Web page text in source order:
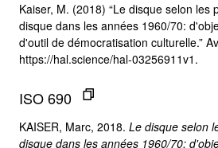
Kaiser, M. (2018) “Le disque selon les
disque dans les années 1960/70:
d'outil de démocratisation culturelle.”
https://hal.science/hal-03256911v1.
ISO 690
KAISER, Marc, 2018. Le disque selon
disque dans les années 1960/70: